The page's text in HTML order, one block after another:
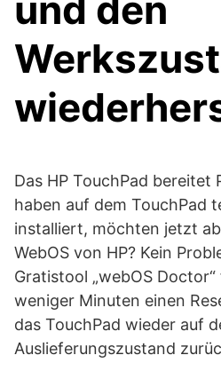
und den
Das HP TouchPad bereitet
haben auf dem TouchPad
installiert, möchten jetzt
WebOS von HP? Kein
Gratistool „webOS
weniger Minuten einen
das TouchPad wieder auf
Auslieferungszustand